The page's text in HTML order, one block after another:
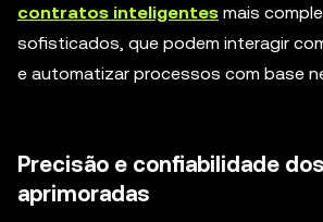
contratos inteligentes mais
sofisticados, que podem interagir
e automatizar processos com base
Precisão e confiabilidade
aprimoradas